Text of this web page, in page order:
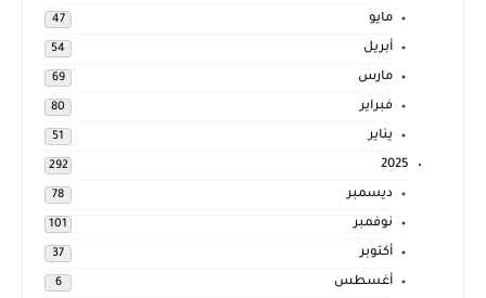
مايو 47
أبريل 54
مارس 69
فبراير 80
يناير 51
2025
292
ديسمبر 78
نوفمبر 101
أكتوبر 37
أغسطس 6